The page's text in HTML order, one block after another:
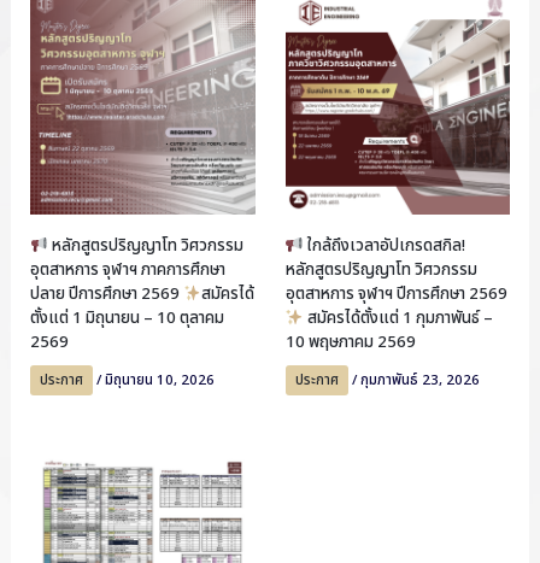
หลักสูตรปริญญาโท วิศวกรรม
อุตสาหการ จุฬาฯ ภาคการศึกษา
ปลาย ปีการศึกษา 2569
สมัครได้
ตั้งแต่ 1 มิถุนายน – 10 ตุลาคม
2569
ประกาศ /มิถุนายน 10, 2026
ใกล้ถึงเวลาอัปเกรดสกิล!
หลักสูตรปริญญาโท วิศวกรรม
อุตสาหการ จุฬาฯ ปีการศึกษา 2569
สมัครได้ตั้งแต่ 1 กุมภาพันธ์ –
10 พฤษภาคม 2569
ประกาศ /กุมภาพันธ์ 23, 2026